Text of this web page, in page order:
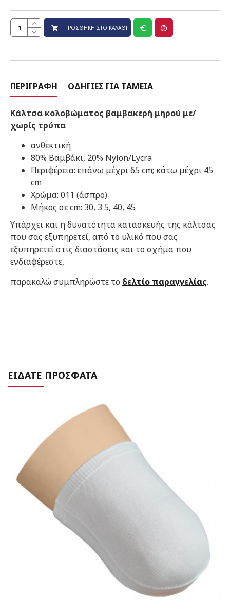
ΠΡΟΣΘΉΚΗ ΣΤΟ ΚΑΛΆΘΙ
ΠΕΡΙΓΡΑΦΉ ΟΔΗΓΊΕΣ ΓΙΑ ΤΑΜΕΊΑ
Κάλτσα κολοβώματος βαμβακερή μηρού με/
χωρίς τρύπα
ανθεκτική
80% Βαμβάκι, 20% Nylon/Lycra
Περιφέρεια: επάνω μέχρι 65 cm; κάτω μέχρι 45
cm
Χρώμα: 011 (άσπρο)
Μήκος σε cm: 30, 3 5, 40, 45
Υπάρχει και η δυνατότητα κατασκευής της κάλτσας
που σας εξυπηρετεί, από το υλικό που σας
εξυπηρετεί στις διαστάσεις και το σχήμα που
ενδιαφέρεστε,
παρακαλώ συμπληρώστε το δελτίο παραγγελίας.
ΕΙΔΑΤΕ ΠΡΟΣΦΑΤΑ